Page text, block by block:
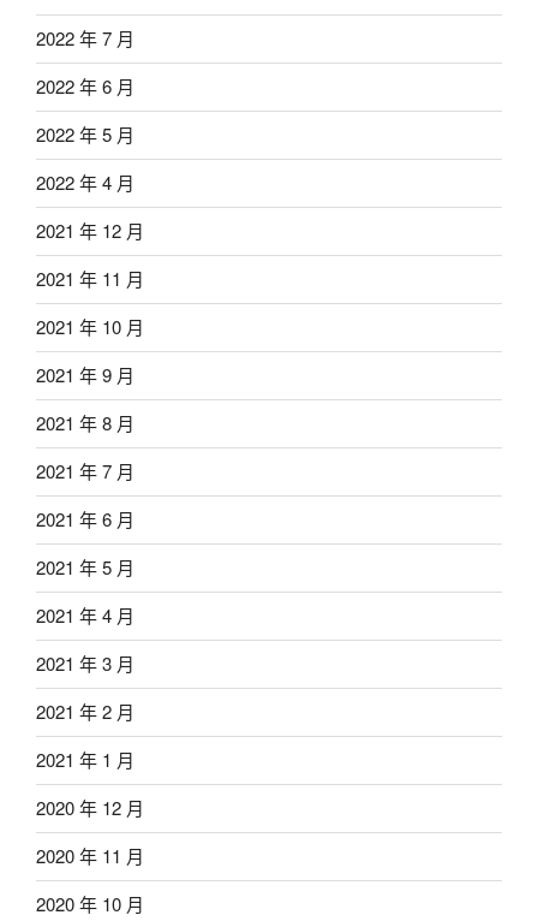
2022 年 7 月
2022 年 6 月
2022 年 5 月
2022 年 4 月
2021 年 12 月
2021 年 11 月
2021 年 10 月
2021 年 9 月
2021 年 8 月
2021 年 7 月
2021 年 6 月
2021 年 5 月
2021 年 4 月
2021 年 3 月
2021 年 2 月
2021 年 1 月
2020 年 12 月
2020 年 11 月
2020 年 10 月